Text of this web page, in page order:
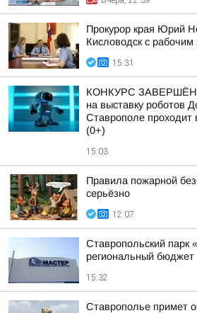
Прокурор края Юрий
Кисловодск с рабочим
15:31
КОНКУРС
на выставку роботов
Ставрополе проходит
(0+)
15:03
Правила пожарной
серьёзно
12:07
Ставропольский парк
региональный
15:32
Ставрополье примет